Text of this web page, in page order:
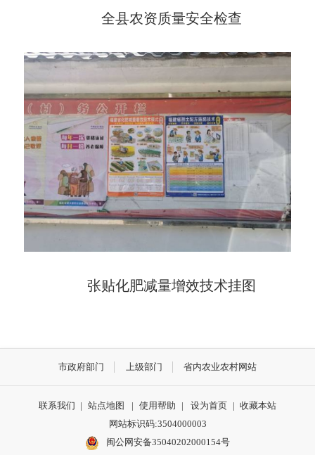
全县农资质量安全检查
张贴化肥减量增效技术挂图
市政府部门 上级部门 省内农业农村网站
联系我们 | 站点地图 | 使用帮助 | 设为首页 | 收藏本站
网站标识码:3504000003
闽公网安备35040202000154号